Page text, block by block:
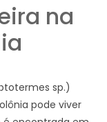
na
sp.)
pode viver